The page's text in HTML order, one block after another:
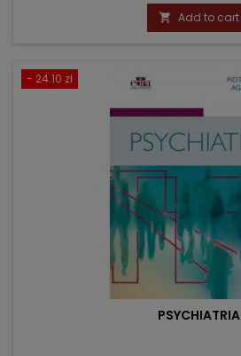
price
 Add to cart
- 24.10 zł
PSYCHIATRIA